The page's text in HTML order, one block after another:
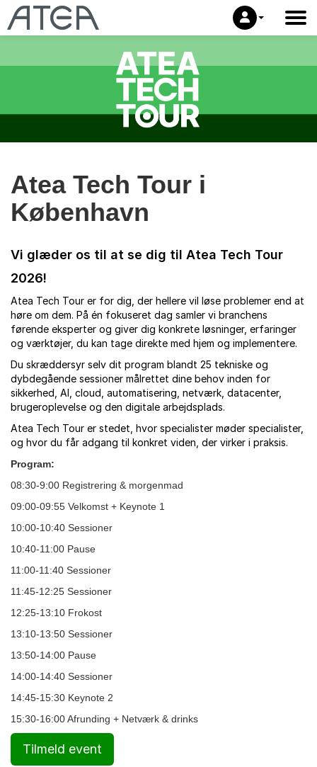
Atea Tech Tour i
København
Vi glæder os til at se dig til Atea Tech Tour
2026!
Atea Tech Tour er for dig, der hellere vil løse problemer end at
høre om dem. På én fokuseret dag samler vi branchens
førende eksperter og giver dig konkrete løsninger, erfaringer
og værktøjer, du kan tage direkte med hjem og implementere.
Du skræddersyr selv dit program blandt 25 tekniske og
dybdegående sessioner målrettet dine behov inden for
sikkerhed, AI, cloud, automatisering, netværk, datacenter,
brugeroplevelse og den digitale arbejdsplads.
Atea Tech Tour er stedet, hvor specialister møder specialister,
og hvor du får adgang til konkret viden, der virker i praksis.
Program:
08:30-9:00 Registrering & morgenmad
09:00-09:55 Velkomst + Keynote 1
10:00-10:40 Sessioner
10:40-11:00 Pause
11:00-11:40 Sessioner
11:45-12:25 Sessioner
12:25-13:10 Frokost
13:10-13:50 Sessioner
13:50-14:00 Pause
14:00-14:40 Sessioner
14:45-15:30 Keynote 2
15:30-16:00 Afrunding + Netværk & drinks
Tilmeld event